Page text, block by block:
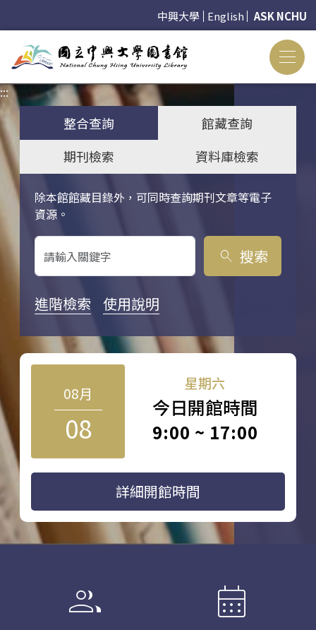
中興大學 English ASK NCHU
:::
整合查詢
館藏查詢
期刊檢索
資料庫檢索
除本館館藏目錄外，可同時查詢期刊文章等電子
資源。
關鍵字搜尋
search 搜索
進階檢索 使用說明
08月
08
星期六
今日開館時間
9:00 ~ 17:00
詳細開館時間
group calendar_month